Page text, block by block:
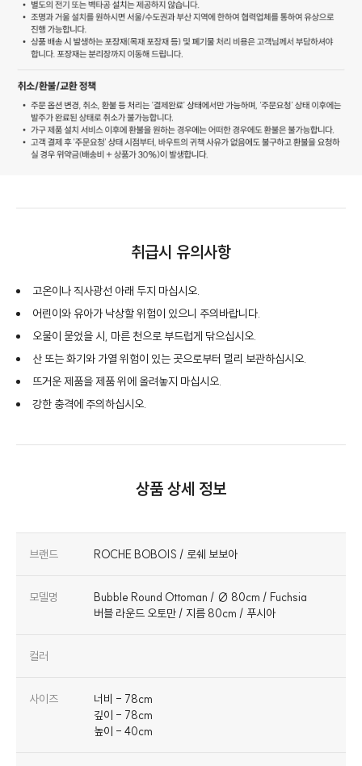
취급시 유의사항
고온이나 직사광선 아래 두지 마십시오.
어린이와 유아가 낙상할 위험이 있으니 주의바랍니다.
오물이 묻었을 시, 마른 천으로 부드럽게 닦으십시오.
산 또는 화기와 가열 위험이 있는 곳으로부터 멀리 보관하십시오.
뜨거운 제품을 제품 위에 올려놓지 마십시오.
강한 충격에 주의하십시오.
상품 상세 정보
브랜드 ROCHE BOBOIS / 로쉐 보보아
모델명
Bubble Round Ottoman / ∅ 80cm / Fuchsia
버블 라운드 오토만 / 지름 80cm / 푸시아
컬러
사이즈
너비 - 78cm
깊이 - 78cm
높이 - 40cm